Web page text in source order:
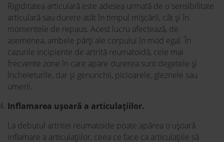
Rigiditatea articulară este adesea urmată de o sensibilitate
articulară sau durere atât în timpul mișcării, cât și în
momentele de repaus. Acest lucru afectează, de
asemenea, ambele părți ale corpului în mod egal. În
cazurile incipiente de artrită reumatoidă, cele mai
frecvente zone în care apare durerea sunt degetele și
încheieturile, dar și genunchii, picioarele, gleznele sau
umerii.
Inflamarea ușoară a articulațiilor.
La debutul artritei reumatoide poate apărea o ușoară
inflamare a articulațiilor, ceea ce face ca articulațiile să